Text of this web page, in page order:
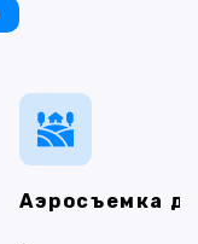
Аэросъемка